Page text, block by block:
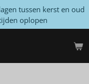
tussen kerst en oud
oplopen